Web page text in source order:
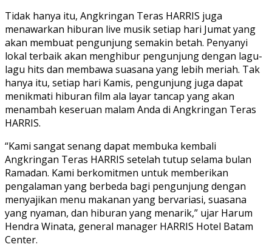
Tidak hanya itu, Angkringan Teras HARRIS juga
menawarkan hiburan live musik setiap hari Jumat yang
akan membuat pengunjung semakin betah. Penyanyi
lokal terbaik akan menghibur pengunjung dengan lagu-
lagu hits dan membawa suasana yang lebih meriah. Tak
hanya itu, setiap hari Kamis, pengunjung juga dapat
menikmati hiburan film ala layar tancap yang akan
menambah keseruan malam Anda di Angkringan Teras
HARRIS.
“Kami sangat senang dapat membuka kembali
Angkringan Teras HARRIS setelah tutup selama bulan
Ramadan. Kami berkomitmen untuk memberikan
pengalaman yang berbeda bagi pengunjung dengan
menyajikan menu makanan yang bervariasi, suasana
yang nyaman, dan hiburan yang menarik,” ujar Harum
Hendra Winata, general manager HARRIS Hotel Batam
Center.